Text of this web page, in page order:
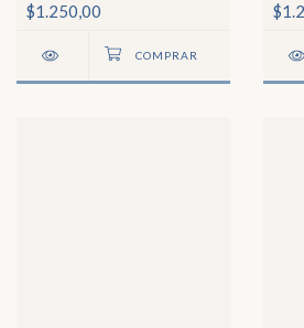
$1.250,00